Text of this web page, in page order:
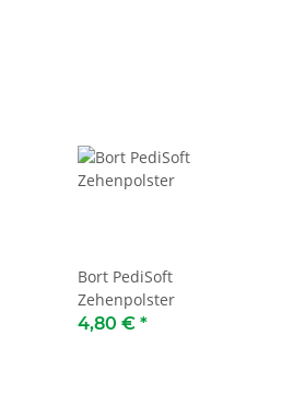
Bort PediSoft
Zehenpolster
4,80 € *